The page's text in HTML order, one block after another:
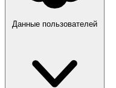
Данные пользователей